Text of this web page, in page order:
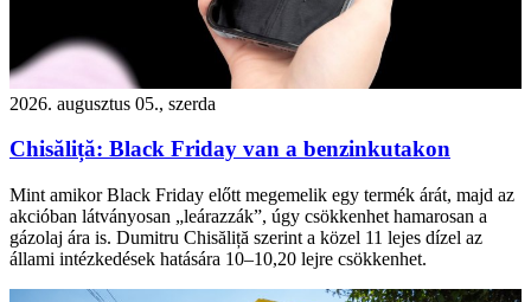
2026. augusztus 05., szerda
Chisăliță: Black Friday van a benzinkutakon
Mint amikor Black Friday előtt megemelik egy termék árát, majd az
akcióban látványosan „leárazzák”, úgy csökkenhet hamarosan a
gázolaj ára is. Dumitru Chisăliță szerint a közel 11 lejes dízel az
állami intézkedések hatására 10–10,20 lejre csökkenhet.